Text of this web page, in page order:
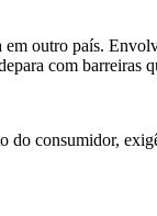
outro país.
com barreiras
consumidor,